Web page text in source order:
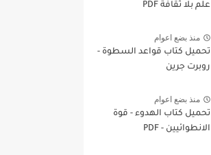
علم بلا ثقافة PDF
منذ بضع اعوام
تحميل كتاب قواعد السطوة -
روبرت جرين
منذ بضع اعوام
تحميل كتاب الهدوء - قوة
الانطوائيين - PDF